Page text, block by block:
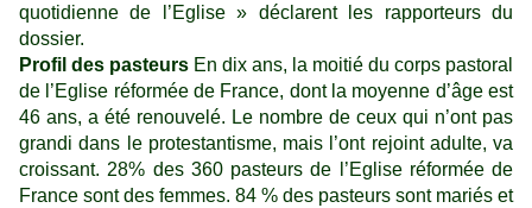
quotidienne de l’Eglise » déclarent les rapporteurs du
dossier.
Profil des pasteurs En dix ans, la moitié du corps pastoral
de l’Eglise réformée de France, dont la moyenne d’âge est
46 ans, a été renouvelé. Le nombre de ceux qui n’ont pas
grandi dans le protestantisme, mais l’ont rejoint adulte, va
croissant. 28% des 360 pasteurs de l’Eglise réformée de
France sont des femmes. 84 % des pasteurs sont mariés et